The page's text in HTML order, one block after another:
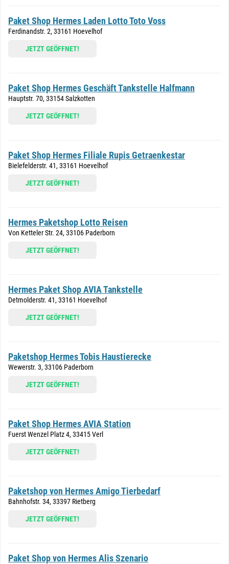
Paket Shop Hermes Laden Lotto Toto Voss
Ferdinandstr. 2, 33161 Hoevelhof
JETZT GEÖFFNET!
Paket Shop Hermes Geschäft Tankstelle Halfmann
Hauptstr. 70, 33154 Salzkotten
JETZT GEÖFFNET!
Paket Shop Hermes Filiale Rupis Getraenkestar
Bielefelderstr. 41, 33161 Hoevelhof
JETZT GEÖFFNET!
Hermes Paketshop Lotto Reisen
Von Ketteler Str. 24, 33106 Paderborn
JETZT GEÖFFNET!
Hermes Paket Shop AVIA Tankstelle
Detmolderstr. 41, 33161 Hoevelhof
JETZT GEÖFFNET!
Paketshop Hermes Tobis Haustierecke
Wewerstr. 3, 33106 Paderborn
JETZT GEÖFFNET!
Paket Shop Hermes AVIA Station
Fuerst Wenzel Platz 4, 33415 Verl
JETZT GEÖFFNET!
Paketshop von Hermes Amigo Tierbedarf
Bahnhofstr. 34, 33397 Rietberg
JETZT GEÖFFNET!
Paket Shop von Hermes Alis Szenario